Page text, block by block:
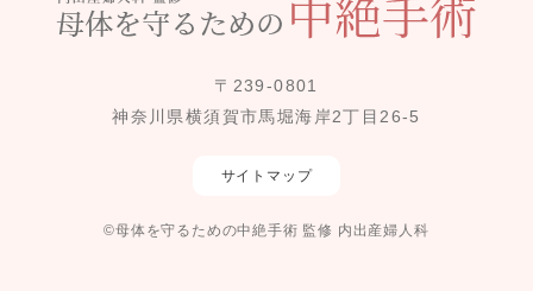
〒239-0801
神奈川県横須賀市馬堀海岸2丁目26-5
サイトマップ
©母体を守るための中絶手術 監修 内出産婦人科